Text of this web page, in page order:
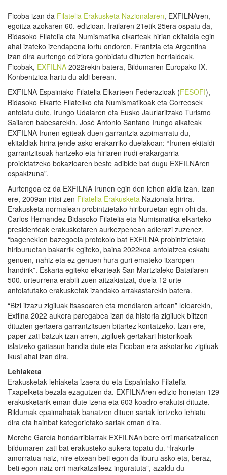
Ficoba izan da Filatelia Erakusketa Nazionalaren, EXFILNAren,
egoitza azokaren 60. edizioan. Irailaren 21etik 25era ospatu da,
Bidasoko Filatelia eta Numismatika elkarteak hirian ekitaldia egin
ahal izateko izendapena lortu ondoren. Frantzia eta Argentina
izan dira aurtengo ediziora gonbidatu dituzten herrialdeak.
Ficobak, EXFILNA 2022rekin batera, Bildumaren Europako IX.
Konbentzioa hartu du aldi berean.
EXFILNA Espainiako Filatelia Elkarteen Federazioak (FESOFI),
Bidasoko Elkarte Filateliko eta Numismatikoak eta Correosek
antolatu dute, Irungo Udalaren eta Eusko Jaurlaritzako Turismo
Sailaren babesarekin. José Antonio Santano Irungo alkateak
EXFILNA Irunen egiteak duen garrantzia azpimarratu du,
ekitaldiak hirira jende asko erakarriko duelakoan: “Irunen ekitaldi
garrantzitsuak hartzeko eta hiriaren irudi erakargarria
proiektatzeko bokazioaren beste adibide bat dugu EXFILNAren
ospakizuna”.
Aurtengoa ez da EXFILNA Irunen egin den lehen aldia izan. Izan
ere, 2009an iritsi zen Filatelia Erakusketa Nazionala hirira.
Erakusketa normalean probintzietako hiriburuetan egin ohi da.
Carlos Hernandez Bidasoko Filatelia eta Numismatika elkarteko
presidenteak erakusketaren aurkezpenean adierazi zuzenez,
“bagenekien bazegoela protokolo bat EXFILNA probintzietako
hiriburuetan bakarrik egiteko, baina 2022koa antolatzea eskatu
genuen, nahiz eta ez genuen hura guri emateko itxaropen
handirik”. Eskaria egiteko elkarteak San Martzialeko Batailaren
500. urteurrena erabili zuen aitzakiatzat, duela 12 urte
antolatutako erakusketak izandako arrakastarekin batera.
“Bizi itzazu zigiluak itsasoaren eta mendiaren artean” leloarekin,
Exfilna 2022 aukera paregabea izan da historia zigiluek biltzen
dituzten gertaera garrantzitsuen bitartez kontatzeko. Izan ere,
paper zati batzuk izan arren, zigiluek gertakari historikoak
islatzeko gaitasun handia dute eta Ficoban era askotariko zigiluak
ikusi ahal izan dira.
Lehiaketa
Erakusketak lehiaketa izaera du eta Espainiako Filatelia
Txapelketa bezala ezagutzen da. EXFILNAren edizio honetan 129
erakusketarik eman dute izena eta 603 koadro erakutsi dituzte.
Bildumak epaimahaiak banatzen dituen sariak lortzeko lehiatu
dira eta hainbat kategorietako sariak eman dira.
Merche García hondarribiarrak EXFILNAn bere orri markatzaileen
bildumaren zati bat erakusteko aukera topatu du. “Irakurle
amorratua naiz, nire etxean beti egon da liburu asko eta, beraz,
beti egon naiz orri markatzaileez inguratuta”, azaldu du